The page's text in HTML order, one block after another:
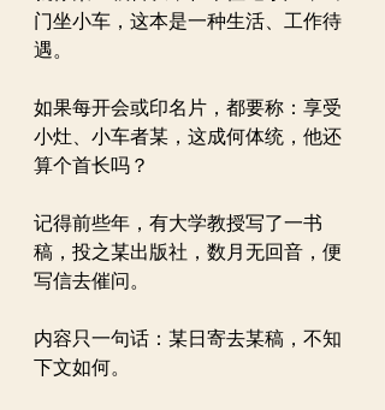
门坐小车，这本是一种生活、工作待
遇。
如果每开会或印名片，都要称：享受
小灶、小车者某，这成何体统，他还
算个首长吗？
记得前些年，有大学教授写了一书
稿，投之某出版社，数月无回音，便
写信去催问。
内容只一句话：某日寄去某稿，不知
下文如何。